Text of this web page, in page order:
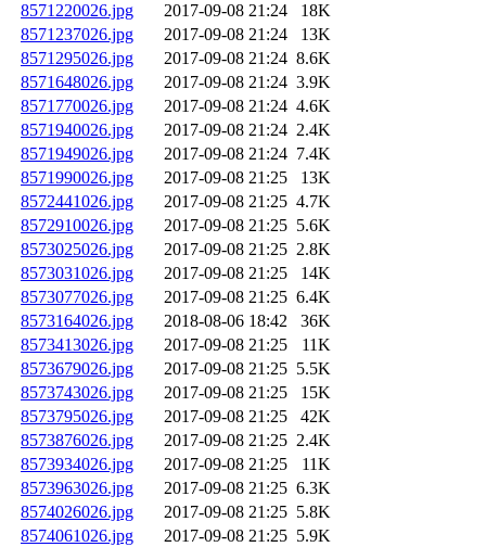
8571220026.jpg
2017-09-08 21:24
18K
8571237026.jpg
2017-09-08 21:24
13K
8571295026.jpg
2017-09-08 21:24 8.6K
8571648026.jpg
2017-09-08 21:24 3.9K
8571770026.jpg
2017-09-08 21:24 4.6K
8571940026.jpg
2017-09-08 21:24 2.4K
8571949026.jpg
2017-09-08 21:24 7.4K
8571990026.jpg
2017-09-08 21:25
13K
8572441026.jpg
2017-09-08 21:25 4.7K
8572910026.jpg
2017-09-08 21:25 5.6K
8573025026.jpg
2017-09-08 21:25 2.8K
8573031026.jpg
2017-09-08 21:25
14K
8573077026.jpg
2017-09-08 21:25 6.4K
8573164026.jpg
2018-08-06 18:42
36K
8573413026.jpg
2017-09-08 21:25
11K
8573679026.jpg
2017-09-08 21:25 5.5K
8573743026.jpg
2017-09-08 21:25
15K
8573795026.jpg
2017-09-08 21:25
42K
8573876026.jpg
2017-09-08 21:25 2.4K
8573934026.jpg
2017-09-08 21:25
11K
8573963026.jpg
2017-09-08 21:25 6.3K
8574026026.jpg
2017-09-08 21:25 5.8K
8574061026.jpg
2017-09-08 21:25 5.9K